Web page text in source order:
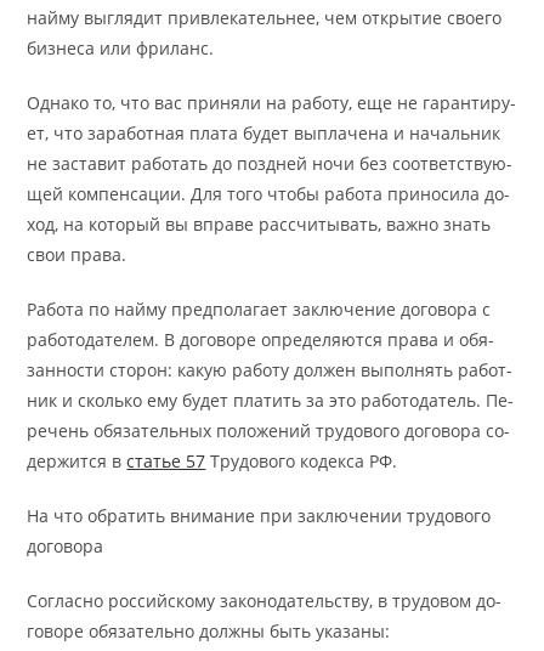
найму вы­гля­дит при­вле­ка­тель­нее, чем откры­тие сво­е­го
биз­не­са или фри­ланс.
Од­на­ко то, что вас при­ня­ли на ра­бо­ту, еще не га­ран­ти­ру­
ет, что за­ра­бот­ная пла­та бу­дет выпла­че­на и на­чаль­ник
не за­ста­вит ра­бо­тать до поздней но­чи без со­от­вет­ству­ю­
щей компен­са­ции. Для то­го что­бы ра­бо­та при­но­си­ла до­
ход, на ко­то­рый вы впра­ве рас­счи­ты­вать, важ­но знать
свои пра­ва.
Ра­бо­та по найму пред­по­ла­га­ет за­клю­че­ние до­го­во­ра с
ра­бо­то­да­телем. В до­го­во­ре опре­де­ля­ют­ся пра­ва и обя­
зан­но­сти сто­рон: ка­кую ра­бо­ту дол­жен вы­пол­нять ра­бот­
ник и сколь­ко ему бу­дет пла­тить за это ра­бо­то­да­тель. Пе­
ре­чень обя­за­тель­ных по­ло­же­ний тру­до­во­го до­го­во­ра со­
дер­жит­ся вста­тье 57 Тру­до­во­го ко­дек­са РФ.
На что обратить внимание при заключении трудового
договора
Со­глас­но рос­сий­ско­му за­ко­но­да­тель­ству, в тру­до­вом до­
го­во­ре обя­за­тель­но долж­ны быть ука­за­ны: